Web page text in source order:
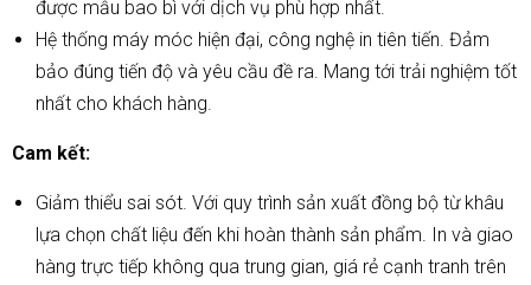
được mẫu bao bì với dịch vụ phù hợp nhất.
Hệ thống máy móc hiện đại, công nghệ in tiên tiến. Đảm
bảo đúng tiến độ và yêu cầu đề ra. Mang tới trải nghiệm tốt
nhất cho khách hàng.
Cam kết:
Giảm thiểu sai sót. Với quy trình sản xuất đồng bộ từ khâu
lựa chọn chất liệu đến khi hoàn thành sản phẩm. In và giao
hàng trực tiếp không qua trung gian, giá rẻ cạnh tranh trên